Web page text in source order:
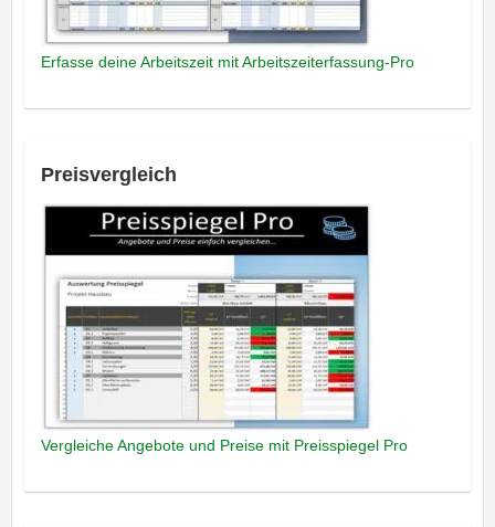
Erfasse deine Arbeitszeit mit Arbeitszeiterfassung-Pro
Preisvergleich
Vergleiche Angebote und Preise mit Preisspiegel Pro